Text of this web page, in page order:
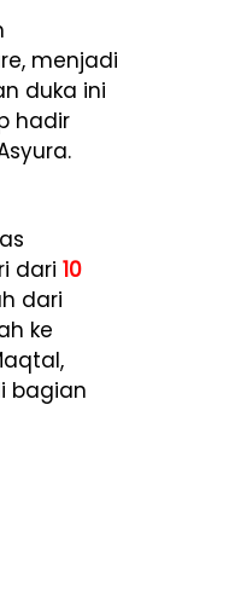
menjadi
duka ini
hadir
dari 10
dari
ke
bagian